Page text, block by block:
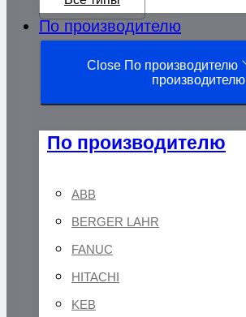
По производителю
Close По производителю
производителю
По производителю
ABB
BERGER LAHR
FANUC
HITACHI
KEB